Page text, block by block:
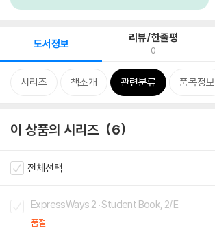
도서정보 리뷰/한줄평
0
시리즈 책소개 관련분류 품목정보
이 상품의 시리즈 6
전체선택
ExpressWays 2 : Student Book, 2/E
품절